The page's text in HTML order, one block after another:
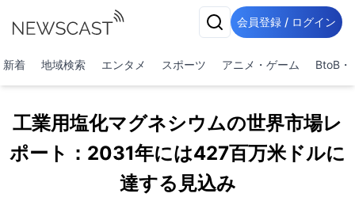
会員登録 / ログイン
新着 地域検索 エンタメ スポーツ アニメ・ゲーム BtoB・
工業用塩化マグネシウムの世界市場レ
ポート：2031年には427百万米ドルに
達する見込み